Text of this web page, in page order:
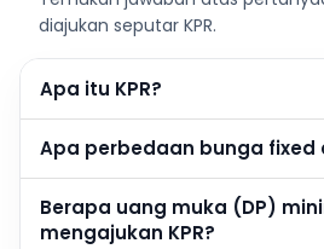
diajukan seputar KPR.
Apa itu KPR?
Apa perbedaan bunga fixed
Berapa uang muka (DP)
mengajukan KPR?